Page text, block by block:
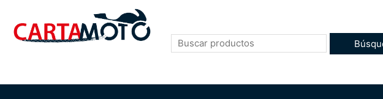
contenido